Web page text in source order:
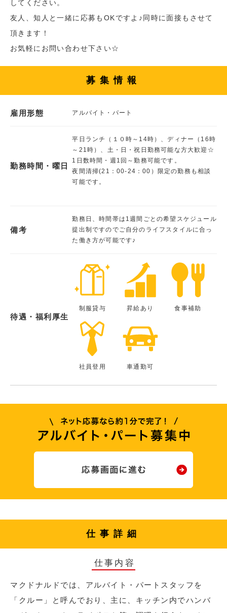
してください。
友人、知人と一緒に応募もOKですよ♪同時に面接もさせて
頂きます！
お気軽にお問い合わせ下さい☆
募集情報
雇用形態 アルバイト・パート
勤務時間・曜日
平日ランチ（１０時～14時）、ディナー（16時
～21時）、土・日・祝日勤務可能な方大歓迎☆
1日数時間・週1回～勤務可能です。
夜間清掃(21：00-24：00）限定の勤務も相談
可能です。
備考
勤務日、時間帯は1週間ごとの希望スケジュール
提出制ですのでご自分のライフスタイルに合っ
た働き方が可能です♪
待遇・福利厚生
制服貸与 昇給あり 食事補助
社員登用 車通勤可
仕事詳細
仕事内容
マクドナルドでは、アルバイト・パートスタッフを
「クルー」と呼んでおり、主に、キッチン内でハンバ